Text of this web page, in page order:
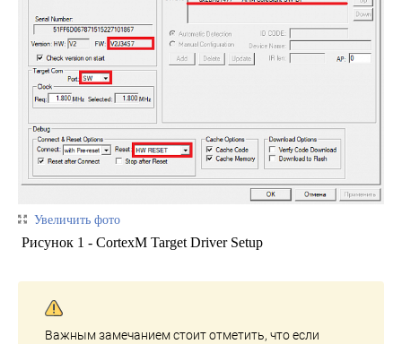
Увеличить фото
Рисунок 1 - CortexM Target Driver Setup
Важным замечанием стоит отметить, что если